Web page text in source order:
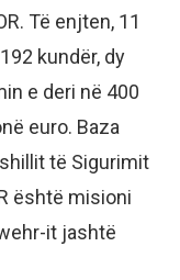
Të enjten, 11
kundër, dy
e deri në 400
euro. Baza
të Sigurimit
është misioni
it jashtë